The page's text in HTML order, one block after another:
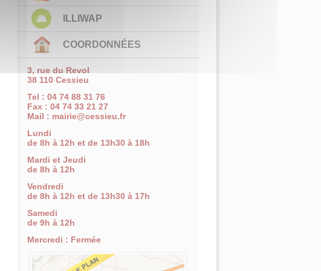
ILLIWAP
COORDONNÉES
3, rue du Revol
38 110 Cessieu
Tel : 04 74 88 31 76
Fax : 04 74 33 21 27
Mail : mairie@cessieu.fr
Lundi
de 8h à 12h et de 13h30 à 18h
Mardi et Jeudi
de 8h à 12h
Vendredi
de 8h à 12h et de 13h30 à 17h
Samedi
de 9h à 12h
Mercredi : Fermée